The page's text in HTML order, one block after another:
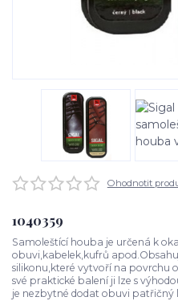
Ohodnotit
1040359
Samoleštící houba je určená k
obuvi,kabelek,kufrů
silikonu,které vytvoří na povrchu
své praktické balení ji lze s
je nezbytné dodat obuvi patřičný